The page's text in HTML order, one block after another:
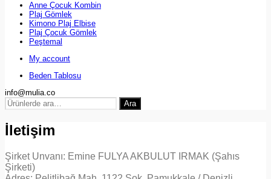
Anne Çocuk Kombin
Plaj Gömlek
Kimono Plaj Elbise
Plaj Çocuk Gömlek
Peştemal
My account
Beden Tablosu
info@mulia.co
Ara:
Ara
İletişim
Şirket Unvanı: Emine FULYA AKBULUT IRMAK (Şahıs
Şirketi)